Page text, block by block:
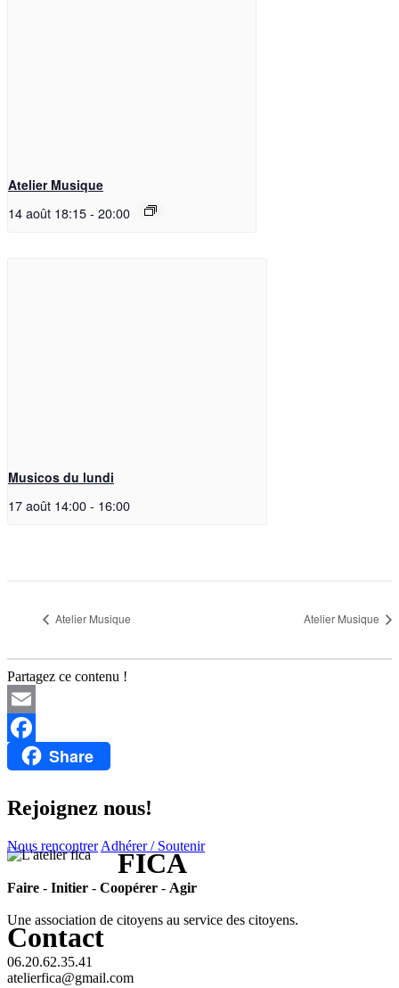
Atelier Musique
14 août 18:15- 20:00
Musicos du lundi
17 août 14:00- 16:00
Atelier Musique Atelier Musique
Partagez ce contenu !
Email
FacebookShare
Rejoignez nous!
Nous rencontrer Adhérer / Soutenir
FICA
Faire - Initier - Coopérer - Agir
Une association de citoyens au service des citoyens.
Contact
06.20.62.35.41
atelierfica@gmail.com